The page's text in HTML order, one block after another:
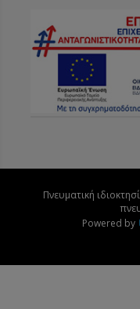
Πνευματική
Powered by